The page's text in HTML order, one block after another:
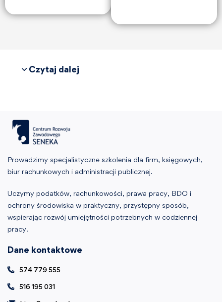
Czytaj dalej
Prowadzimy specjalistyczne szkolenia dla firm, księgowych,
biur rachunkowych i administracji publicznej.
Uczymy podatków, rachunkowości, prawa pracy, BDO i
ochrony środowiska w praktyczny, przystępny sposób,
wspierając rozwój umiejętności potrzebnych w codziennej
pracy.
Dane kontaktowe
574 779 555
516 195 031